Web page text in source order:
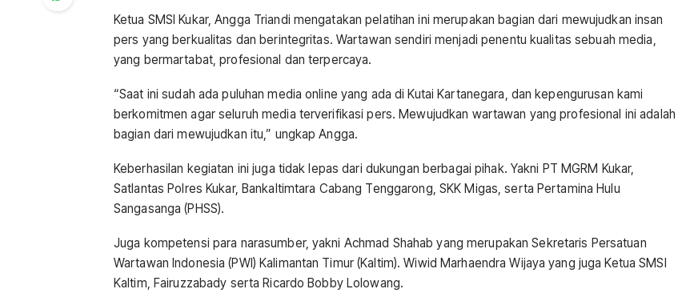
Ketua SMSI Kukar, Angga Triandi mengatakan pelatihan ini merupakan bagian dari mewujudkan insan
pers yang berkualitas dan berintegritas. Wartawan sendiri menjadi penentu kualitas sebuah media,
yang bermartabat, profesional dan terpercaya.
“Saat ini sudah ada puluhan media online yang ada di Kutai Kartanegara, dan kepengurusan kami
berkomitmen agar seluruh media terverifikasi pers. Mewujudkan wartawan yang profesional ini adalah
bagian dari mewujudkan itu,” ungkap Angga.
Keberhasilan kegiatan ini juga tidak lepas dari dukungan berbagai pihak. Yakni PT MGRM Kukar,
Satlantas Polres Kukar, Bankaltimtara Cabang Tenggarong, SKK Migas, serta Pertamina Hulu
Sangasanga (PHSS).
Juga kompetensi para narasumber, yakni Achmad Shahab yang merupakan Sekretaris Persatuan
Wartawan Indonesia (PWI) Kalimantan Timur (Kaltim). Wiwid Marhaendra Wijaya yang juga Ketua SMSI
Kaltim, Fairuzzabady serta Ricardo Bobby Lolowang.